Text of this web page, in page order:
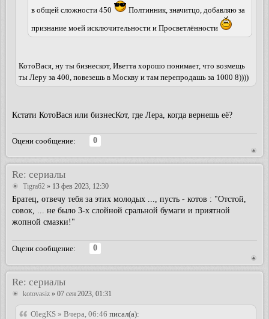
в общей сложности 450
Полтинник, значитцо, добавляю за
признание моей исключительности и Просветлённости
КотоВася, ну ты бизнескот, Иветта хорошо понимает, что возмещь
ты Леру за 400, повезешь в Москву и там перепродашь за 1000 8))))
Кстати КотоВася или бизнесКот, где Лера, когда вернешь её?
Оцени сообщение:
0
Re: сериалы
Tigra62 » 13 фев 2023, 12:30
Братец, отвечу тебя за этих молодых ..., пусть - котов : "Отстой,
совок, ... не было 3-х слойной сральной бумаги и приятной
жопной смазки!"
Оцени сообщение:
0
Re: сериалы
kotovasiz » 07 сен 2023, 01:31
OlegKS » Вчера, 06:46 писал(а):